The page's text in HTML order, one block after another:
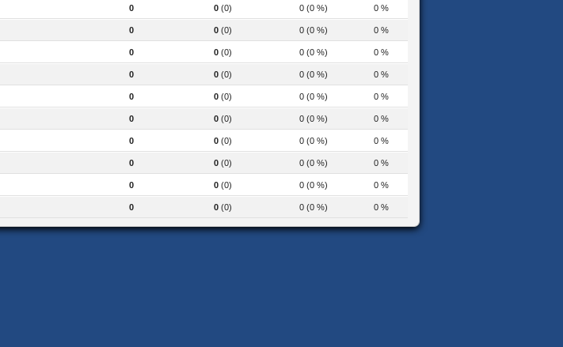
0 0(0) 0 (0 %) 0 %
0 0(0) 0 (0 %) 0 %
0 0(0) 0 (0 %) 0 %
0 0(0) 0 (0 %) 0 %
0 0(0) 0 (0 %) 0 %
0 0(0) 0 (0 %) 0 %
0 0(0) 0 (0 %) 0 %
0 0(0) 0 (0 %) 0 %
0 0(0) 0 (0 %) 0 %
0 0(0) 0 (0 %) 0 %